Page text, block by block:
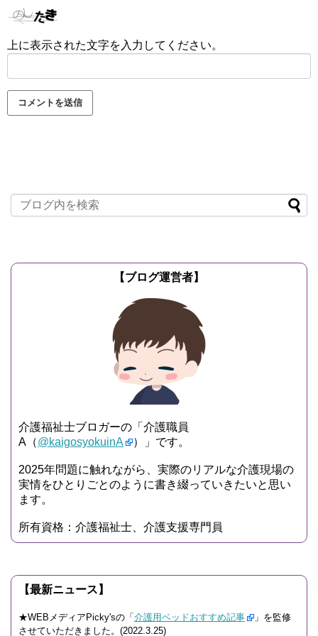
上に表示された文字を入力してください。
【ブログ運営者】
介護福祉士ブロガーの「介護職員
A（@kaigosyokuinA ）」です。
2025年問題に触れながら、実際のリアルな介護現場の
実情をひとりごとのように書き綴っていきたいと思い
ます。
所有資格：介護福祉士、介護支援専門員
【最新ニュース】
★WEBメディアPicky'sの「介護用ベッドおすすめ記事
」を監修
させていただきました。(2022.3.25)